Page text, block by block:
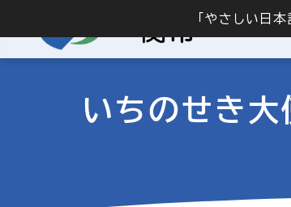
「やさしい日
いちのせき大